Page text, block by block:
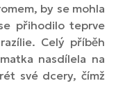
by se mohla
přihodilo teprve
Celý příběh
nasdílela na
své dcery, čímž